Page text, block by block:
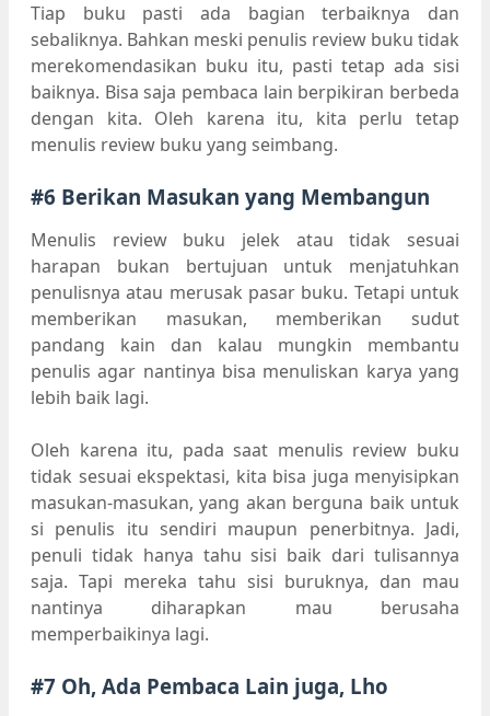
Tiap buku pasti ada bagian terbaiknya dan
sebaliknya. Bahkan meski penulis review buku tidak
merekomendasikan buku itu, pasti tetap ada sisi
baiknya. Bisa saja pembaca lain berpikiran berbeda
dengan kita. Oleh karena itu, kita perlu tetap
menulis review buku yang seimbang.
#6 Berikan Masukan yang Membangun
Menulis review buku jelek atau tidak sesuai
harapan bukan bertujuan untuk menjatuhkan
penulisnya atau merusak pasar buku. Tetapi untuk
memberikan masukan, memberikan sudut
pandang kain dan kalau mungkin membantu
penulis agar nantinya bisa menuliskan karya yang
lebih baik lagi.
Oleh karena itu, pada saat menulis review buku
tidak sesuai ekspektasi, kita bisa juga menyisipkan
masukan-masukan, yang akan berguna baik untuk
si penulis itu sendiri maupun penerbitnya. Jadi,
penuli tidak hanya tahu sisi baik dari tulisannya
saja. Tapi mereka tahu sisi buruknya, dan mau
nantinya diharapkan mau berusaha
memperbaikinya lagi.
#7 Oh, Ada Pembaca Lain juga, Lho